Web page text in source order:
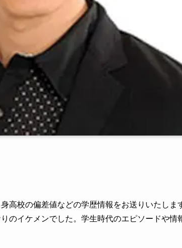
高校の偏差値などの学歴情報をお送りいたしま
のイケメンでした。学生時代のエピソードや情